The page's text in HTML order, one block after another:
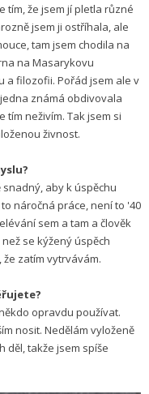
tím, že jsem jí pletla různé
jsem ji ostříhala, ale
tam jsem chodila na
na Masarykovu
a filozofii. Pořád jsem ale v
známá obdivovala
tím neživím. Tak jsem si
živnost.
aby k úspěchu
náročná práce, není to '40
sem a tam a člověk
se kýžený úspěch
že zatím vytrvávám.
opravdu používat.
nosit. Nedělám vyloženě
děl, takže jsem spíše